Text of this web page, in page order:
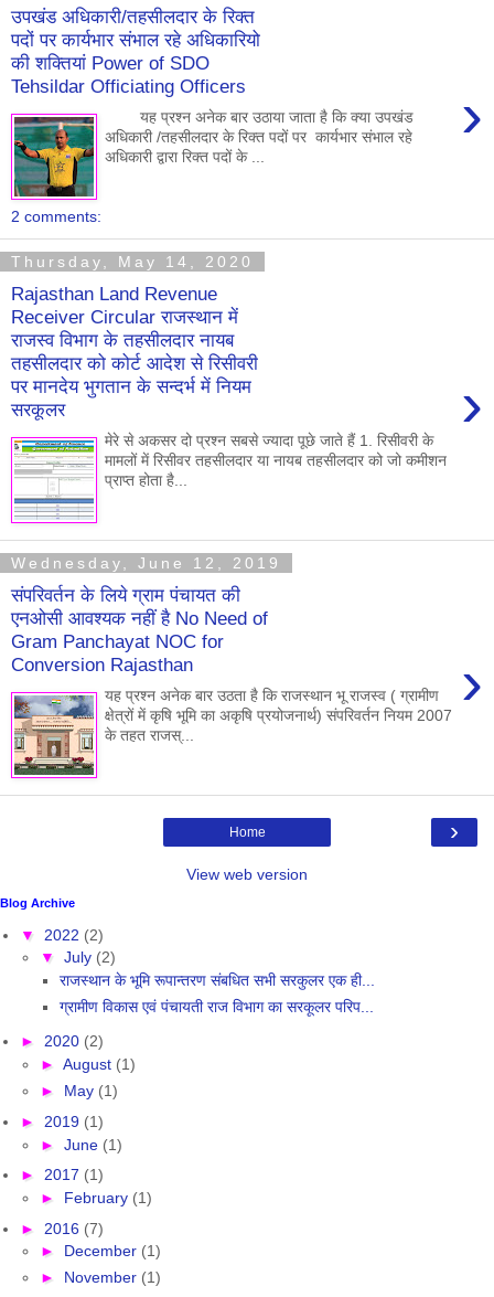
उपखंड अधिकारी/तहसीलदार के रिक्त
पदों पर कार्यभार संभाल रहे अधिकारियो
की शक्तियां Power of SDO
Tehsildar Officiating Officers
›
यह प्रश्न अनेक बार उठाया जाता है कि क्या उपखंड
अधिकारी /तहसीलदार के रिक्त पदों पर कार्यभार संभाल रहे
अधिकारी द्वारा रिक्त पदों के ...
2 comments:
Thursday, May 14, 2020
Rajasthan Land Revenue
Receiver Circular राजस्थान में
राजस्व विभाग के तहसीलदार नायब
तहसीलदार को कोर्ट आदेश से रिसीवरी
पर मानदेय भुगतान के सन्दर्भ में नियम
सरकूलर
›
मेरे से अकसर दो प्रश्न सबसे ज्यादा पूछे जाते हैं 1. रिसीवरी के
मामलों में रिसीवर तहसीलदार या नायब तहसीलदार को जो कमीशन
प्राप्त होता है...
Wednesday, June 12, 2019
संपरिवर्तन के लिये ग्राम पंचायत की
एनओसी आवश्यक नहीं है No Need of
Gram Panchayat NOC for
Conversion Rajasthan
›
यह प्रश्न अनेक बार उठता है कि राजस्थान भू राजस्व ( ग्रामीण
क्षेत्रों में कृषि भूमि का अकृषि प्रयोजनार्थ) संपरिवर्तन नियम 2007
के तहत राजस्...
›
Home
View web version
Blog Archive
▼ 2022 (2)
▼ July (2)
राजस्थान के भूमि रूपान्तरण संबधित सभी सरकुलर एक ही...
ग्रामीण विकास एवं पंचायती राज विभाग का सरकूलर परिप...
► 2020 (2)
► August (1)
► May (1)
► 2019 (1)
► June (1)
► 2017 (1)
► February (1)
► 2016 (7)
► December (1)
► November (1)